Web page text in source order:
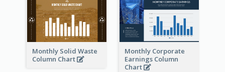
Monthly Solid Waste
Column Chart
Monthly Corporate
Earnings Column
Chart